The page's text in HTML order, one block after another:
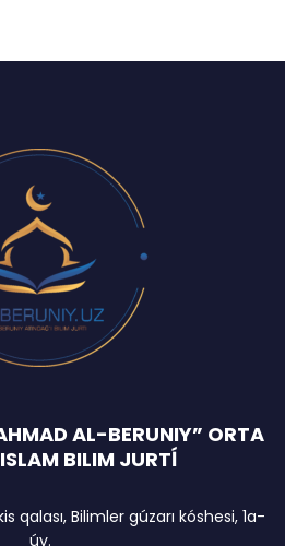
AL-BERUNIY” ORTA
BILIM JURTĺ
qalası, Bilimler gúzarı kóshesi, 1a-
úy.